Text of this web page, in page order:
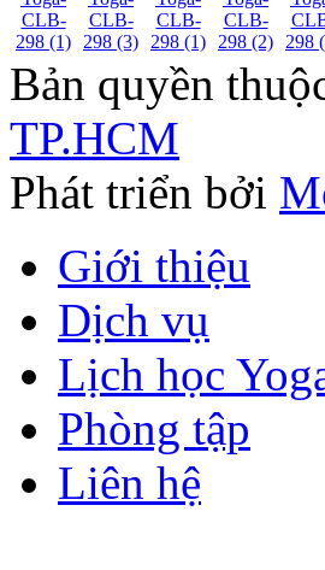
Bản quyền
TP.HCM
Phát triển bởi
Giới thiệu
Dịch vụ
Lịch học
Phòng tập
Liên hệ